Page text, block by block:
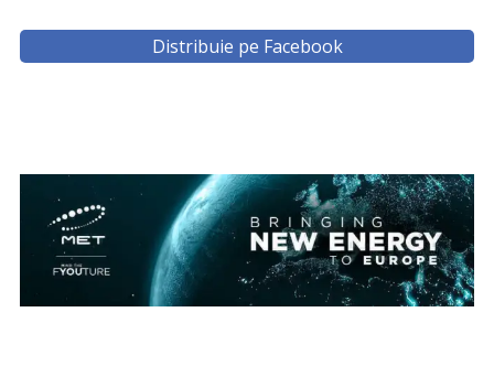
Distribuie pe Facebook